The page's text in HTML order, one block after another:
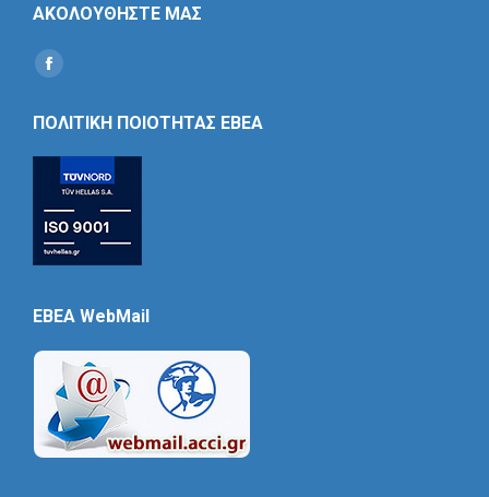
ΑΚΟΛΟΥΘΗΣΤΕ ΜΑΣ
Find us on:
Social
ΠΟΛΙΤΙΚΗ ΠΟΙΟΤΗΤΑΣ ΕΒΕΑ
EBEA WebMail